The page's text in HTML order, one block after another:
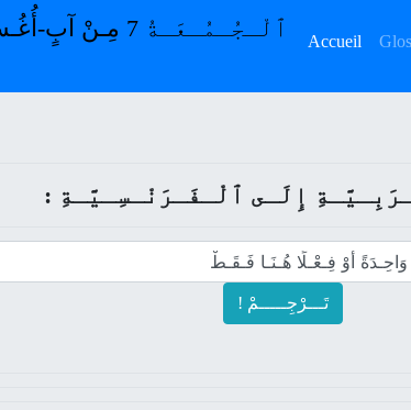
Accueil
إِلَـى ﭐلْـفَـرَنْـسِـيَّـةِ
! تَـــرْجِـــــمْ